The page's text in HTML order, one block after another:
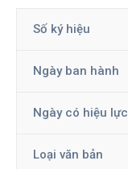
Số ký hiệu
Ngày ban hành
Ngày có hiệu lực
Loại văn bản